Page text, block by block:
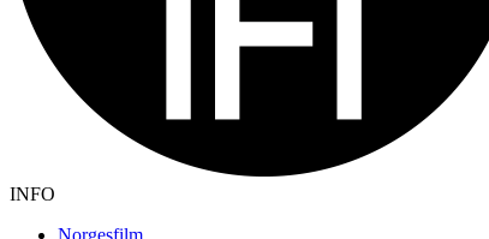
INFO
Norgesfilm